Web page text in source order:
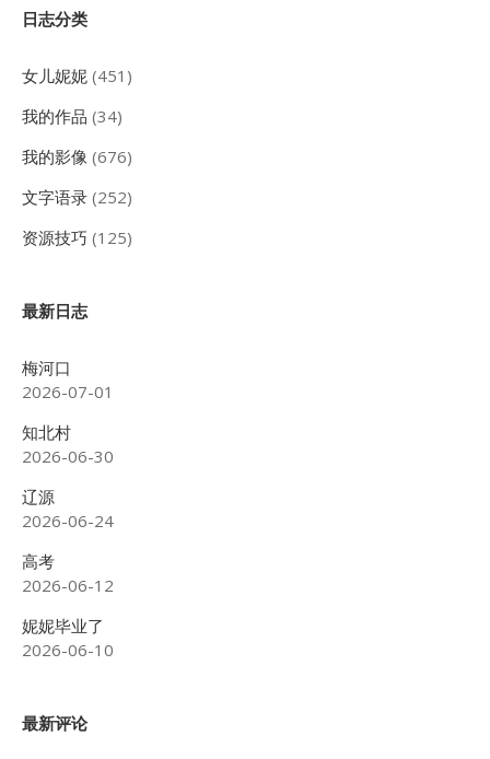
Sidebar
日志分类
女儿妮妮 (451)
我的作品 (34)
我的影像 (676)
文字语录 (252)
资源技巧 (125)
最新日志
梅河口
2026-07-01
知北村
2026-06-30
辽源
2026-06-24
高考
2026-06-12
妮妮毕业了
2026-06-10
最新评论